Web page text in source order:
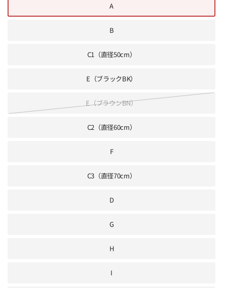
A
B
C1（直径50cm）
E（ブラックBK）
E（ブラウンBN）
C2（直径60cm）
F
C3（直径70cm）
D
G
H
I